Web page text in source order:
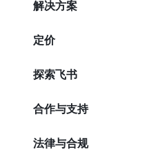
解决方案
定价
探索飞书
合作与支持
法律与合规